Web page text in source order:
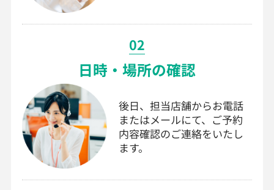
02
日時・場所の確認
後日、担当店舗からお電話
またはメールにて、ご予約
内容確認のご連絡をいたし
ます。